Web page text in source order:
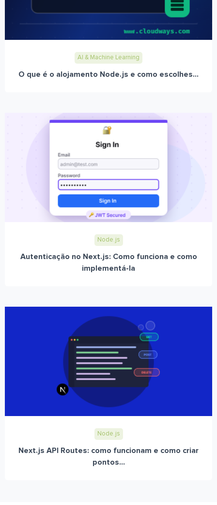
AI & Machine Learning
O que é o alojamento Node.js e como escolhes...
Node.js
Autenticação no Next.js: Como funciona e como
implementá-la
Node.js
Next.js API Routes: como funcionam e como criar
pontos...